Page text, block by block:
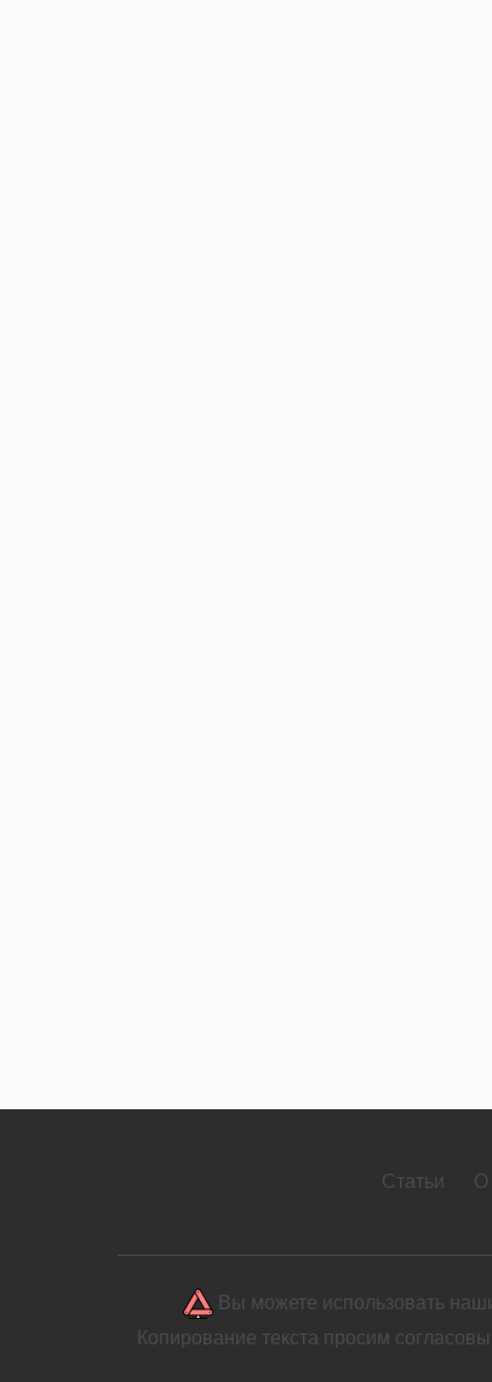
Статьи О
Вы можете использовать
Копирование текста просим